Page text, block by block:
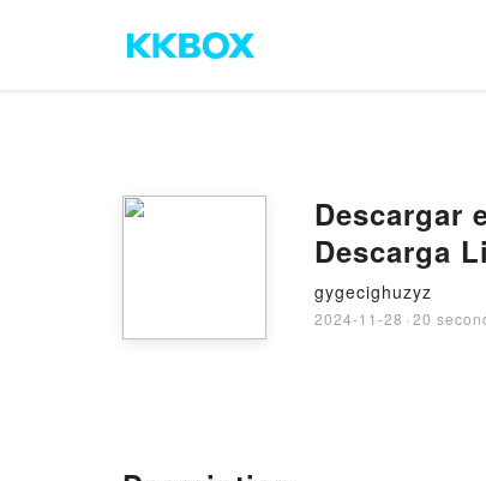
Descargar
Descarga
gygecighuzyz
2024-11-28 · 20